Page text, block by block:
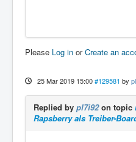
Please Log in orCreate an
25 Mar 2019 15:00 #129581 by
Replied by pl7i92on topic
Rapsberry als Treiber-